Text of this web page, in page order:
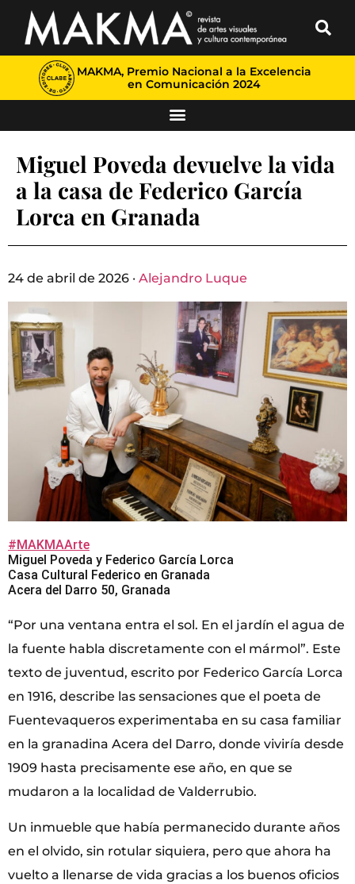
MAKMA, Premio Nacional a la Excelencia
en Comunicación 2024
Miguel Poveda devuelve la vida
a la casa de Federico García
Lorca en Granada
24 de abril de 2026 · Alejandro Luque
#MAKMAArte
Miguel Poveda y Federico García Lorca
Casa Cultural Federico en Granada
Acera del Darro 50, Granada
“Por una ventana entra el sol. En el jardín el agua de
la fuente habla discretamente con el mármol”. Este
texto de juventud, escrito por Federico García Lorca
en 1916, describe las sensaciones que el poeta de
Fuentevaqueros experimentaba en su casa familiar
en la granadina Acera del Darro, donde viviría desde
1909 hasta precisamente ese año, en que se
mudaron a la localidad de Valderrubio.
Un inmueble que había permanecido durante años
en el olvido, sin rotular siquiera, pero que ahora ha
vuelto a llenarse de vida gracias a los buenos oficios